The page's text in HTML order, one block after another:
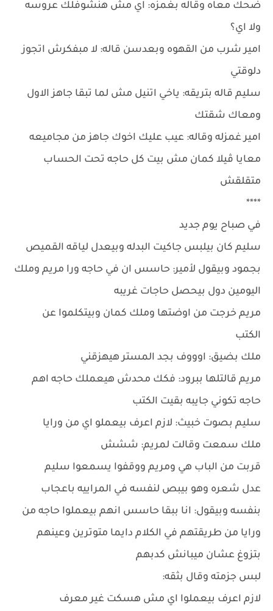
ضحك معاه وقاله بغمزه: اي مش هنشوفلك عروسه
ولا اي؟
امير شرب من القهوه وبعدسن قاله: لا مبفكرش اتجوز
دلوقتي
سليم قاله بتريقه: ياخي اتنيل مش لما تبقا جاهز الاول
ومعاك شقتك
امير غمزله وقاله: عيب عليك اخوك جاهز من مجاميعه
معايا ڤيلا كمان مش بيت كل حاجه تحت الحساب
متقلقش
****
في صباح يوم جديد
سليم كان بيلبس جاكيت البدله وبيعدل لياقه القميص
بجمود وبيقول لأمير: حاسس ان في حاجه ورا مريم وملك
اليومين دول بيحصل حاجات غريبه
مريم خرجت من اوضتها وملك كمان وبيتكلموا عن
الكتب
ملك بضيق: اوووف بجد المستر هيهزقني
مريم قالتلها ببرود: فكك محدش هيعملك حاجه اهم
حاجه تكوني جايبه بقيت الكتب
سليم بصوت خبيث: لازم اعرف بيعملو اي من ورايا
ملك سمعت وقالت لمريم: ششش
قربت من الباب هي ومريم ووقفوا يسمعوا سليم
عدل شعره وهو بيبص لنفسه في المراييه باعجاب
بنفسه وبيقول: انا ببقا حاسس انهم بيعملوا حاجه من
ورايا من طريقتهم في الكلام دايما متوترين وعينهم
بتزوغ عشان ميبانش كدبهم
لبس جزمته وقال بثقه:
لازم اعرف بيعملوا اي مش هسكت غير معرف